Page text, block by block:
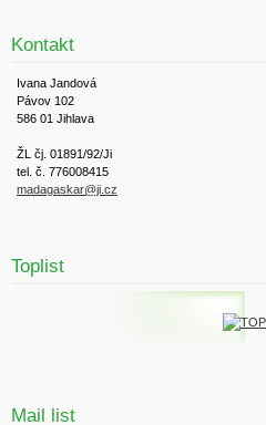
Kontakt
Ivana Jandová
Pávov 102
586 01 Jihlava
ŽL čj. 01891/92/Ji
tel. č. 776008415
madagaskar@ji.cz
Toplist
Mail list